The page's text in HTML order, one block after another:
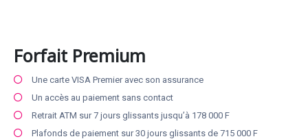
Forfait Premium
Une carte VISA Premier avec son assurance
Un accès au paiement sans contact
Retrait ATM sur 7 jours glissants jusqu’à 178 000 F
Plafonds de paiement sur 30 jours glissants de 715 000 F